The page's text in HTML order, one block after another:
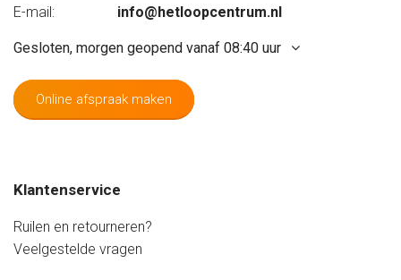
E-mail:
info@hetloopcentrum.nl
Gesloten, morgen geopend vanaf 08:40 uur
Online afspraak maken
Donderdag
09:20 - 17:20 uur
Vrijdag
09:20 - 20:00 uur
Zaterdag
08:40 - 17:20 uur
Klantenservice
Ruilen en retourneren?
Veelgestelde vragen